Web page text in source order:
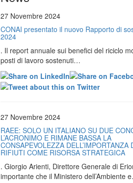
27 Novembre 2024
CONAI presentato il nuovo Rapporto di
2024
. Il report annuale sui benefici del riciclo
posti di lavoro sostenuti…
27 Novembre 2024
RAEE: SOLO UN ITALIANO SU DUE
L’ACRONIMO E RIMANE BASSA LA
CONSAPEVOLEZZA DELL’IMPORTANZA
RIFIUTI COME RISORSA STRATEGICA
. Giorgio Arienti, Direttore Generale di
importante che il Ministero dell’Ambiente